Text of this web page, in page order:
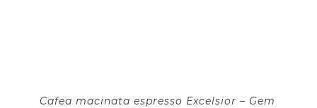
Cafea macinata espresso Excelsior – Gem